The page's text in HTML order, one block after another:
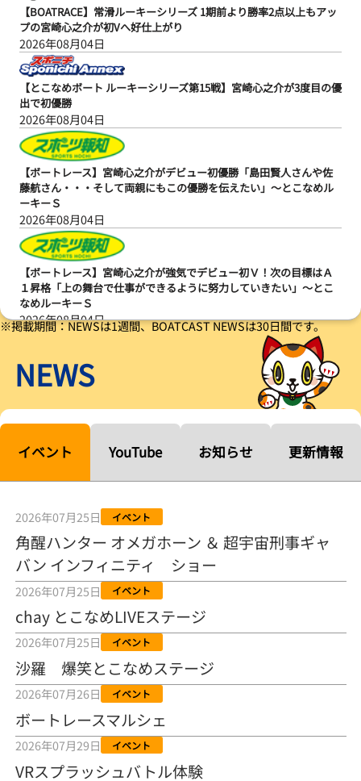
【BOATRACE】常滑ルーキーシリーズ 1期前より勝率2点以上もアッ
プの宮崎心之介が初Vへ好仕上がり
2026年08月04日
【とこなめボート ルーキーシリーズ第15戦】宮崎心之介が3度目の優
出で初優勝
2026年08月04日
【ボートレース】宮崎心之介がデビュー初優勝「島田賢人さんや佐
藤航さん・・・そして両親にもこの優勝を伝えたい」～とこなめル
ーキーＳ
2026年08月04日
【ボートレース】宮崎心之介が強気でデビュー初Ｖ！次の目標はＡ
１昇格「上の舞台で仕事ができるように努力していきたい」～とこ
なめルーキーＳ
2026年08月04日
【ルーキーシリーズ第15戦】塚越海斗「伸びを生かす方向で」4カド
から攻める／とこなめボートレース
【常滑ボート・ルーキーＳ】宮崎心之介 うれしいデビュー初優勝
「このままＡ１になれるように」
2026年08月04日
ド！／常滑ボート
2026年08月04日
【ボートレース】「しょっぱいですね」初優勝の宮崎心之介が水神
祭で満面の笑み／常滑 - 日刊スポーツ
2026年08月04日
【ボート】とこなめルーキーＳ 宮崎心之介がデビューから１年９カ
月で初優勝
2026年08月04日
【ボートレース】12R優勝戦のスタート特訓実施 初Ｖ目指す宮崎心
之介の仕上がり上々／常滑 - 日刊スポーツ
2026年08月04日
【とこなめボート ルーキーシリーズ第15戦】荒木颯斗 当地フレッシ
※掲載期間：NEWSは1週間、BOATCAST NEWSは30日間です。
NEWS
イベント YouTube お知らせ 更新情報
2026年07月25日 イベント
角醒ハンター オメガホーン ＆ 超宇宙刑事ギャ
バン インフィニティ ショー
2026年07月25日 イベント
chay とこなめLIVEステージ
2026年07月25日 イベント
沙羅 爆笑とこなめステージ
2026年07月26日 イベント
ボートレースマルシェ
2026年07月29日 イベント
VRスプラッシュバトル体験